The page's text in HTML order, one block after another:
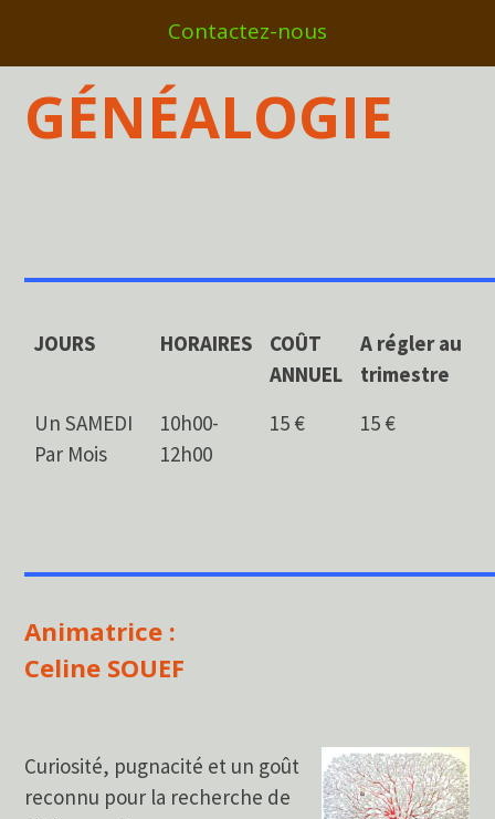
Contactez-nous
GÉNÉALOGIE
JOURS HORAIRES
COÛT
ANNUEL
A régler au
trimestre
Un SAMEDI
Par Mois
10h00-
12h00
15 € 15 €
Animatrice :
Celine SOUEF
Curiosité, pugnacité et un goût
reconnu pour la recherche de